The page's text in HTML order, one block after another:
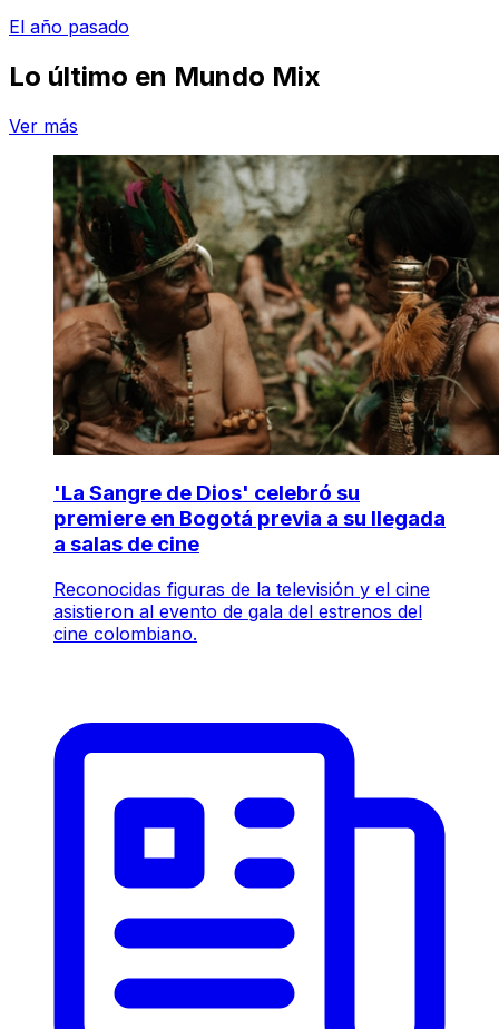
El año pasado
Lo último en Mundo Mix
Ver más
'La Sangre de Dios' celebró su
premiere en Bogotá previa a su llegada
a salas de cine
Reconocidas figuras de la televisión y el cine
asistieron al evento de gala del estrenos del
cine colombiano.